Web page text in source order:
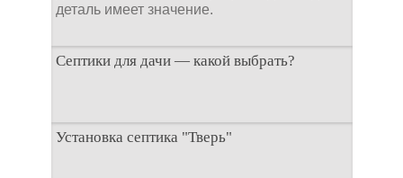
деталь имеет значение.
Септики для дачи — какой выбрать?
При строительстве дачи одной из
первоочередных задач становится
Установка септика "Тверь"